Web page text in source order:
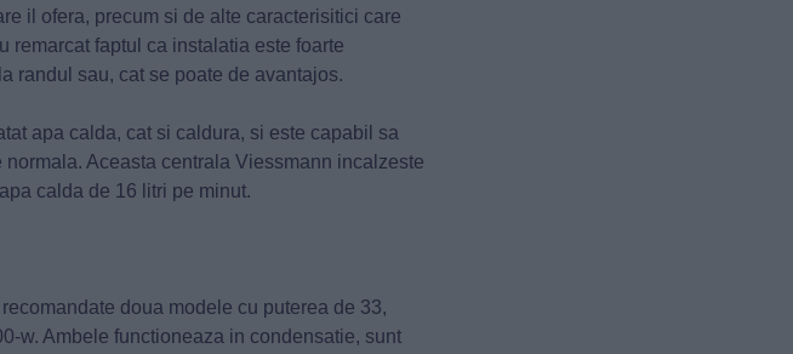
il ofera, precum si de alte caracterisitici care
remarcat faptul ca instalatia este foarte
randul sau, cat se poate de avantajos.
apa calda, cat si caldura, si este capabil sa
Aceasta centrala Viessmann incalzeste
calda de 16 litri pe minut.
doua modele cu puterea de 33,
w. Ambele functioneaza in condensatie, sunt